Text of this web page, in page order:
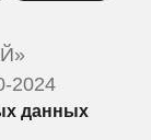
2024
данных